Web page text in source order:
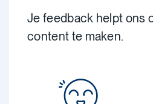
Je feedback helpt ons
content te maken.